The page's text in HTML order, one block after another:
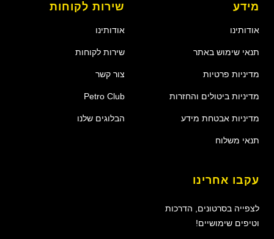
מידע
אודותינו
תנאי שימוש באתר
מדיניות פרטיות
מדיניות ביטולים והחזרות
מדיניות אבטחת מידע
תנאי משלוח
שירות לקוחות
אודותינו
שירות לקוחות
צור קשר
Petro Club
הבלוגים שלנו
עקבו אחרינו
לצפייה בסרטונים, הדרכות
וטיפים שימושיים!